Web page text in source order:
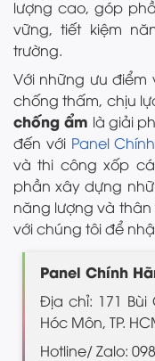
lượng cao, góp
vững, tiết kiệm
trường.
Với những ưu điểm
chống thấm, chịu
chống ẩm là giải
đến với Panel
và thi công xốp
phần xây dựng
năng lượng và thân
với chúng tôi để
Panel Chính
Địa chỉ: 171 Bùi
Hóc Môn, TP.
Hotline/ Zalo: